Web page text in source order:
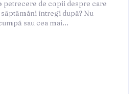
petrecere de copii despre care
întregi după? Nu
sau cea mai...